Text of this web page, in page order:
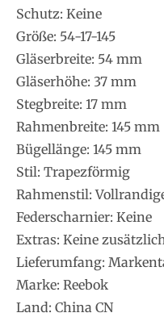
Schutz: Keine
Größe: 54-17-145
Gläserbreite: 54 mm
Gläserhöhe: 37 mm
Stegbreite: 17 mm
Rahmenbreite: 145 mm
Bügellänge: 145 mm
Stil: Trapezförmig
Rahmenstil:
Federscharnier: Keine
Extras: Keine
Lieferumfang:
Marke: Reebok
Land: China CN